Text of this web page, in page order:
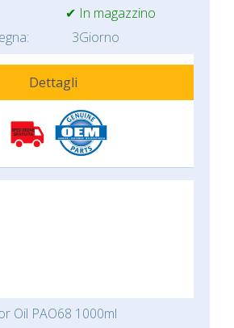
✔ In magazzino
3Giorno
Dettagli
Oil PAO68 1000ml